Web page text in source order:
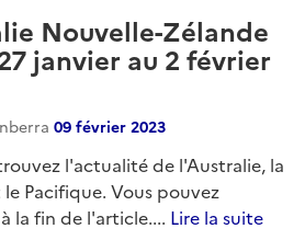
Nouvelle-Zélande
janvier au 2 février
09 février 2023
l'actualité de l'Australie, la
Pacifique. Vous pouvez
la fin de l'article.... Lire la suite